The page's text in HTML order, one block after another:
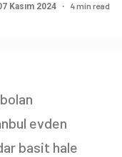
Kasım 2024 4 min read
evden
basit hale